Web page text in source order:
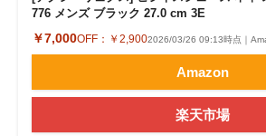
776 メンズ ブラック 27.0 cm 3E
￥7,000OFF： ￥2,9002026/03/26 09:13時点｜
Amazon
楽天市場